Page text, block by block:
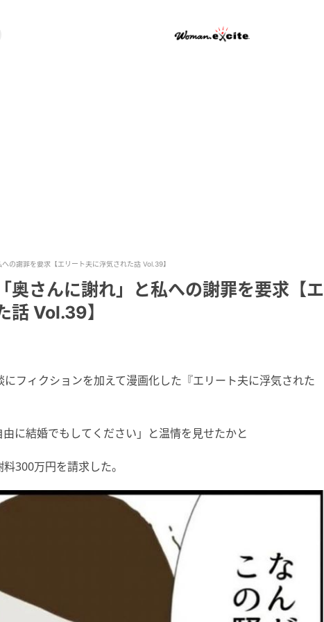
の謝罪を要求【エリート夫に浮気された話 Vol.39】
奥さんに謝れ」と私への謝罪を要求【エ
話 Vol.39】
フィクションを加えて漫画化した『エリート夫に浮気された
に結婚でもしてください」と温情を見せたかと
300万円を請求した。